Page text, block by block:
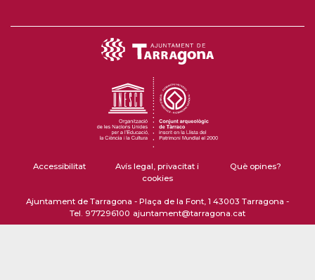
Accessibilitat
Avís legal, privacitat i
cookies
Què opines?
Ajuntament de Tarragona - Plaça de la Font, 1 43003 Tarragona -
Tel. 977296100 ajuntament@tarragona.cat